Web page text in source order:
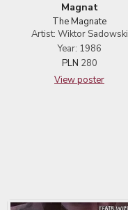
Magnat
The Magnate
Artist: Wiktor Sadowski
Year: 1986
PLN 280
View poster